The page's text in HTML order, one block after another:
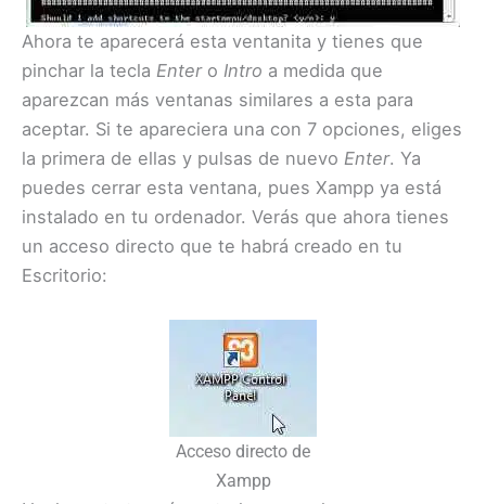
Ahora te aparecerá esta ventanita y tienes que
pinchar la tecla Entero Intro a medida que
aparezcan más ventanas similares a esta para
aceptar. Si te apareciera una con 7 opciones, eliges
la primera de ellas y pulsas de nuevo Enter. Ya
puedes cerrar esta ventana, pues Xampp ya está
instalado en tu ordenador. Verás que ahora tienes
un acceso directo que te habrá creado en tu
Escritorio:
Acceso directo de
Xampp